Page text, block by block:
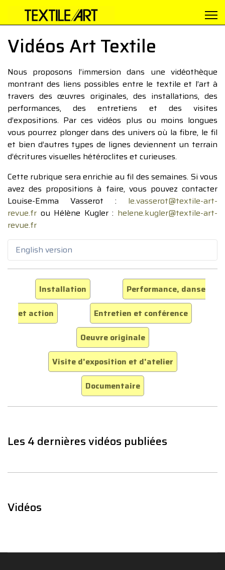
Vidéos Art Textile
Nous proposons l’immersion dans une vidéothèque
montrant des liens possibles entre le textile et l’art à
travers des œuvres originales, des installations, des
performances, des entretiens et des visites
d’expositions. Par ces vidéos plus ou moins longues
vous pourrez plonger dans des univers où la fibre, le fil
et bien d’autres types de lignes deviennent un terrain
d’écritures visuelles hétéroclites et curieuses.
Cette rubrique sera enrichie au fil des semaines. Si vous
avez des propositions à faire, vous pouvez contacter
Louise-Emma Vasserot : le.vasserot@textile-art-
revue.fr ou Hélène Kugler : helene.kugler@textile-art-
revue.fr
English version
Installation
Performance, danse
et action
Entretien et conférence
Oeuvre originale
Visite d'exposition et d'atelier
Documentaire
Les 4 dernières vidéos publiées
Vidéos